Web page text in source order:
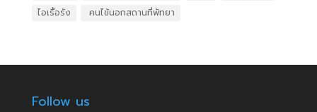
ไอเรื้อรัง
​ คนไข้นอกสถานที่พัทยา
Follow us